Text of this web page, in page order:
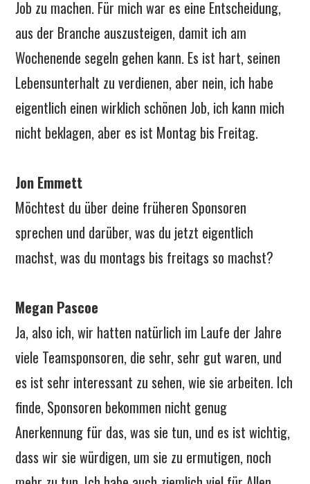
Job zu machen. Für mich war es eine Entscheidung,
aus der Branche auszusteigen, damit ich am
Wochenende segeln gehen kann. Es ist hart, seinen
Lebensunterhalt zu verdienen, aber nein, ich habe
eigentlich einen wirklich schönen Job, ich kann mich
nicht beklagen, aber es ist Montag bis Freitag.
Jon Emmett
Möchtest du über deine früheren Sponsoren
sprechen und darüber, was du jetzt eigentlich
machst, was du montags bis freitags so machst?
Megan Pascoe
Ja, also ich, wir hatten natürlich im Laufe der Jahre
viele Teamsponsoren, die sehr, sehr gut waren, und
es ist sehr interessant zu sehen, wie sie arbeiten. Ich
finde, Sponsoren bekommen nicht genug
Anerkennung für das, was sie tun, und es ist wichtig,
dass wir sie würdigen, um sie zu ermutigen, noch